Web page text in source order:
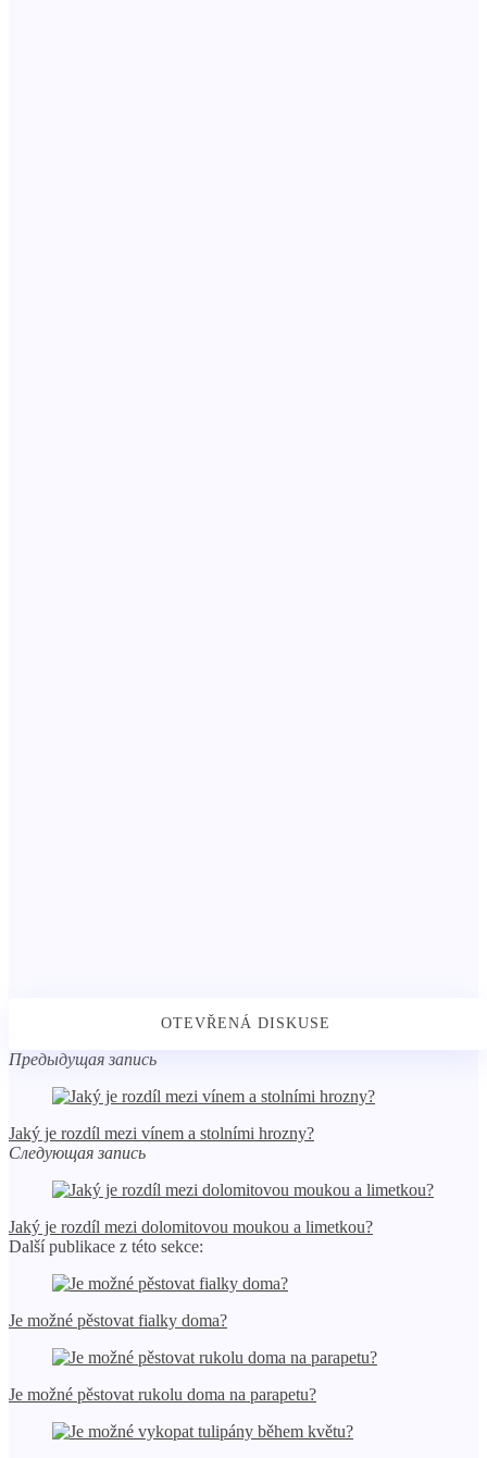
Предыдущая запись
Jaký je rozdíl mezi vínem a stolními hrozny?
Следующая запись
Jaký je rozdíl mezi dolomitovou moukou a limetkou?
Další publikace z této sekce:
Je možné pěstovat fialky doma?
Je možné pěstovat rukolu doma na parapetu?